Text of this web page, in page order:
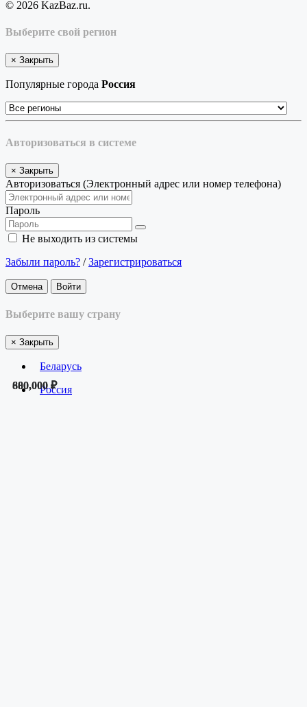
800,000 ₽
680,000 ₽
© 2026 KazBaz.ru.
Выберите свой регион
× Закрыть
Популярные города Россия
Авторизоваться в системе
× Закрыть
Авторизоваться (Электронный адрес или номер телефона)
Пароль
Не выходить из системы
Забыли пароль? /Зарегистрироваться
Отмена Войти
Выберите вашу страну
× Закрыть
Беларусь
Россия